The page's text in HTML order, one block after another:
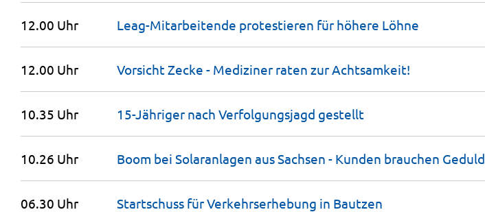
12.00 Uhr Leag-Mitarbeitende protestieren für höhere Löhne
12.00 Uhr Vorsicht Zecke - Mediziner raten zurAchtsamkeit!
10.35 Uhr 15-Jähriger nach Verfolgungsjagd gestellt
10.26 Uhr Boom bei Solaranlagen aus Sachsen - Kunden brauchen Geduld
06.30 Uhr Startschuss für Verkehrserhebung in Bautzen